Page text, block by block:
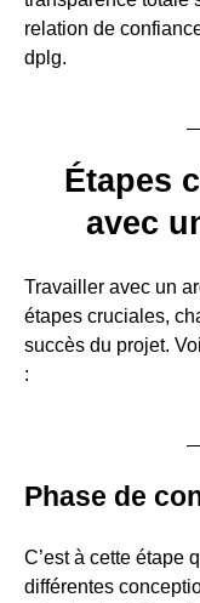
relation de
dplg.
Étapes
avec
Travailler avec un
étapes cruciales,
succès du projet.
:
Phase de
C’est à cette étape
différentes